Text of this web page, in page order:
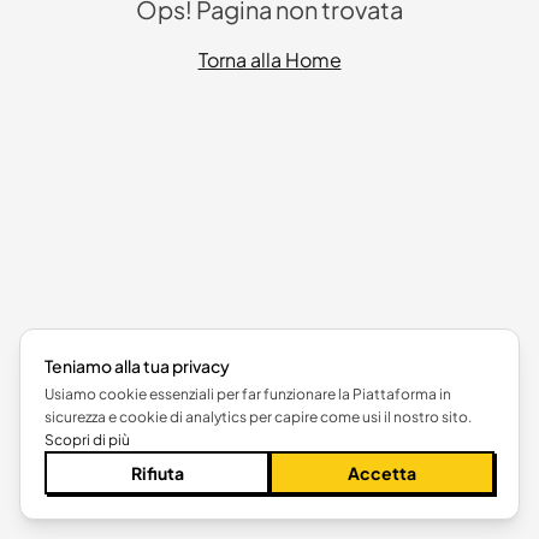
Ops! Pagina non trovata
Torna alla Home
Teniamo alla tua privacy
Usiamo cookie essenziali per far funzionare la Piattaforma in
sicurezza e cookie di analytics per capire come usi il nostro sito.
Scopri di più
Rifiuta Accetta